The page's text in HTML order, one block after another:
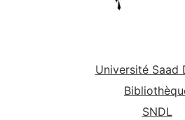
circulatoires, nutritionnels ou
Université Saad
SNDL